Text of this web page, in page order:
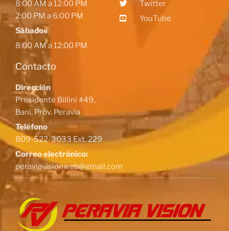
8:00 AM a 12:00 PM
2:00 PM a 6:00 PM
Sábados
8:00 AM a 12:00 PM
Contacto
Dirección
Presidente Billini #49,
Baní, Prov. Peravia
Teléfono
809-522-3033 Ext. 229
Correo electrónico:
peraviavisionweb@gmail.com
Twitter
YouTube